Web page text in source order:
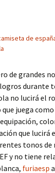
de
de grandes
durante
no lucirá el
juega
que lucirá
tonos de
y no tiene
furiaesp